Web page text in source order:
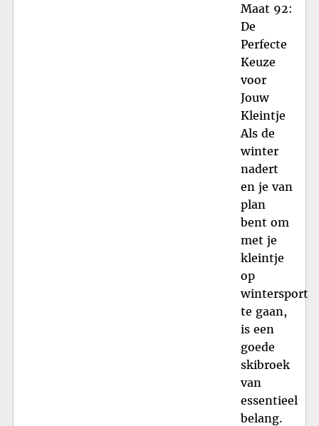
Maat 92:
De
Perfecte
Keuze
voor
Jouw
Kleintje
Als de
winter
nadert
en je van
plan
bent om
met je
kleintje
op
wintersport
te gaan,
is een
goede
skibroek
van
essentieel
belang.